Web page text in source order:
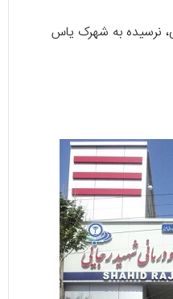
نرسیده به شهرک یاس